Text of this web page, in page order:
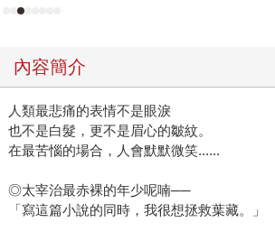
內容簡介
人類最悲痛的表情不是眼淚
也不是白髮，更不是眉心的皺紋。
在最苦惱的場合，人會默默微笑......
◎太宰治最赤裸的年少呢喃──
「寫這篇小說的同時，我很想拯救葉藏。」